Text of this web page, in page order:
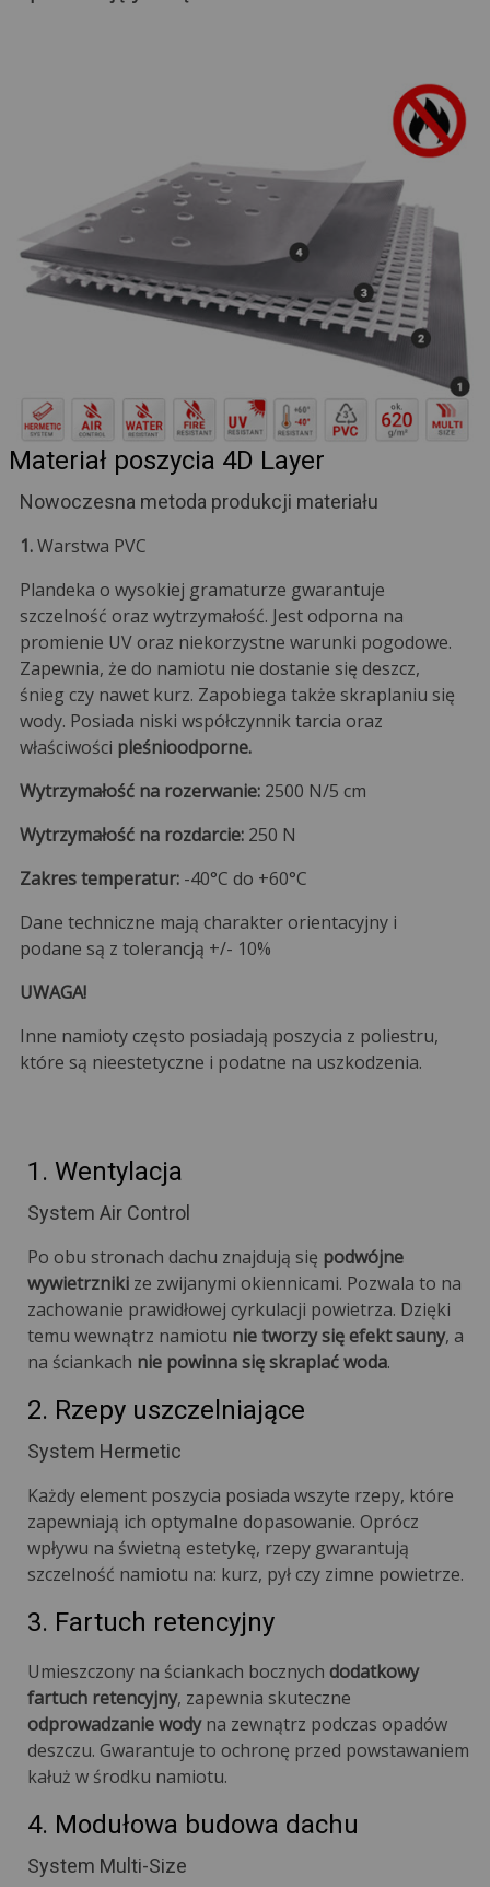
Materiał poszycia 4D Layer
Nowoczesna metoda produkcji materiału
1.Warstwa PVC
Plandeka o wysokiej gramaturze gwarantuje
szczelność oraz wytrzymałość. Jest odporna na
promienie UV oraz niekorzystne warunki pogodowe.
Zapewnia, że do namiotu nie dostanie się deszcz,
śnieg czy nawet kurz. Zapobiega także skraplaniu się
wody. Posiada niski współczynnik tarcia oraz
właściwości pleśnioodporne.
Wytrzymałość na rozerwanie: 2500 N/5 cm
Wytrzymałość na rozdarcie:250 N
Zakres temperatur:-40°C do +60°C
Dane techniczne mają charakter orientacyjny i
podane są z tolerancją +/- 10%
UWAGA!
Inne namioty często posiadają poszycia z poliestru,
które są nieestetyczne i podatne na uszkodzenia.
1. Wentylacja
System Air Control
Po obu stronach dachu znajdują się podwójne
wywietrzniki ze zwijanymi okiennicami. Pozwala to na
zachowanie prawidłowej cyrkulacji powietrza. Dzięki
temu wewnątrz namiotu nie tworzy się efekt sauny, a
na ściankach nie powinna się skraplać woda.
2. Rzepy uszczelniające
System Hermetic
Każdy element poszycia posiada wszyte rzepy, które
zapewniają ich optymalne dopasowanie. Oprócz
wpływu na świetną estetykę, rzepy gwarantują
szczelność namiotu na: kurz, pył czy zimne powietrze.
3. Fartuch retencyjny
Umieszczony na ściankach bocznych dodatkowy
fartuch retencyjny, zapewnia skuteczne
odprowadzanie wodyna zewnątrz podczas opadów
deszczu. Gwarantuje to ochronę przed powstawaniem
kałuż w środku namiotu.
4. Modułowa budowa dachu
System Multi-Size